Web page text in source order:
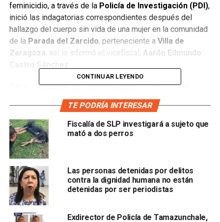
feminicidio, a través de la Policía de Investigación (PDI),
inició las indagatorias correspondientes después del
hallazgo del cuerpo sin vida de una mujer en la comunidad
de la Parada del Zarcido, perteneciente a Villa de
Zaragoza, así lo informó el vicefiscal, Aarón Edmundo
Por la madrugada fue identificada por su familia y se
estableció la posiblecomisión de feminicidio
joven de 22 años, dentro de la carpeta de
investigación, “estamos generando los primeros actos de
investigación del aporte que los peritos puedan dar al
esclarecimiento del hecho, además de los elementos que
fueron asegurados en el lugar”.
Sobre lacausa de la muerte, el funcionario afirmó que el
dictamen obtenido de la necropsia practicada por las
autoridades tiene como resultado
ahorcamiento
, además informó que se tratará de
CONTINUAR LEYENDO
TE PODRÍA INTERESAR
Fiscalía de SLP investigará a sujeto que
mató a dos perros
Las personas detenidas por delitos
contra la dignidad humana no están
detenidas por ser periodistas
Exdirector de Policía de Tamazunchale,